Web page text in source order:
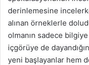
derinlemesine
alınan örneklerle
olmanın sadece
içgörüye de
yeni başlayanlar hem